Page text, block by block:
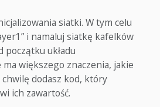
siatki. W tym celu
i namaluj siatkę kafelków
początku układu
ma większego znaczenia, jakie
dodasz kod, który
ich zawartość.